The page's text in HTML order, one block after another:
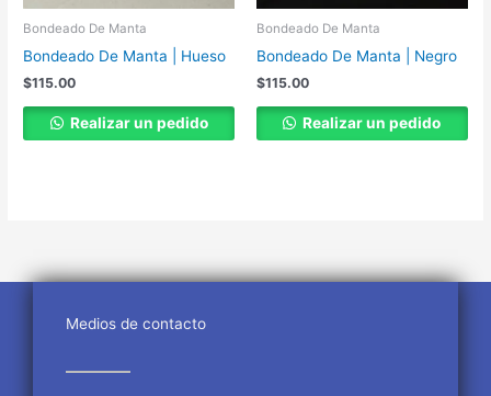
Bondeado De Manta
Bondeado De Manta | Hueso
$115.00
Realizar un pedido
Bondeado De Manta
Bondeado De Manta | Negro
$115.00
Realizar un pedido
Medios de contacto